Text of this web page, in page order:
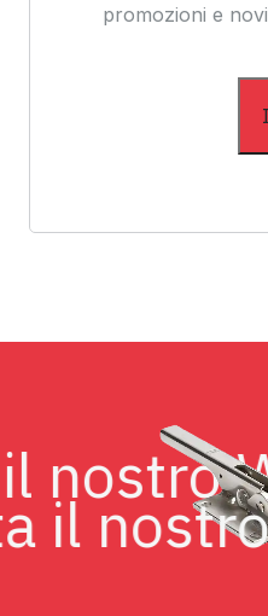
promozioni e
il
nostro